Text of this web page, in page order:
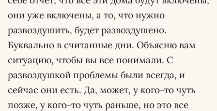
они уже включены, а то, что нужно
развоздушить, будет развоздушено.
Буквально в считанные дни. Объясню вам
ситуацию, чтобы вы все понимали. С
развоздушкой проблемы были всегда, и
сейчас они есть. Да, может, у кого-то чуть
позже, у кого-то чуть раньше, но это все